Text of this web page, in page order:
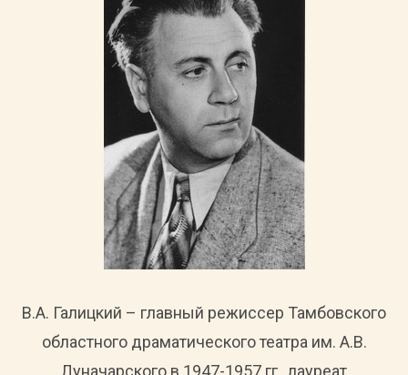
В.А. Галицкий – главный режиссер Тамбовского
областного драматического театра им. А.В.
Луначарского в 1947-1957 гг., лауреат